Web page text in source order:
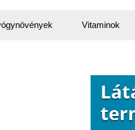
Vitaminok